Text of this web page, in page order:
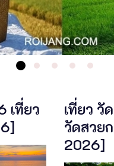
เที่ยว
เที่ยว วั
วัดสวย
2026]